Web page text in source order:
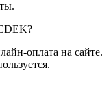
оплата на сайте.